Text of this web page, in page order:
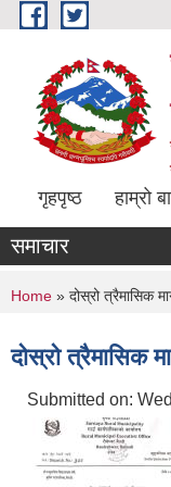
Skip to main content
गृहपृष्ठ हाम्रो
समाचार
You are
Home » दोस्रो त्रैमासिक
दोस्रो त्रैमासिक
Submitted on: